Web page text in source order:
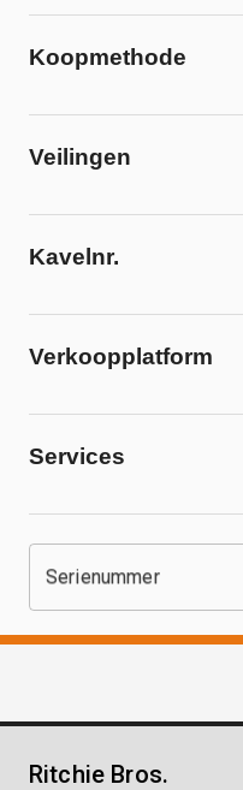
Koopmethode
Veilingen
Kavelnr.
Verkoopplatform
Services
Serienummer
Ritchie Bros.